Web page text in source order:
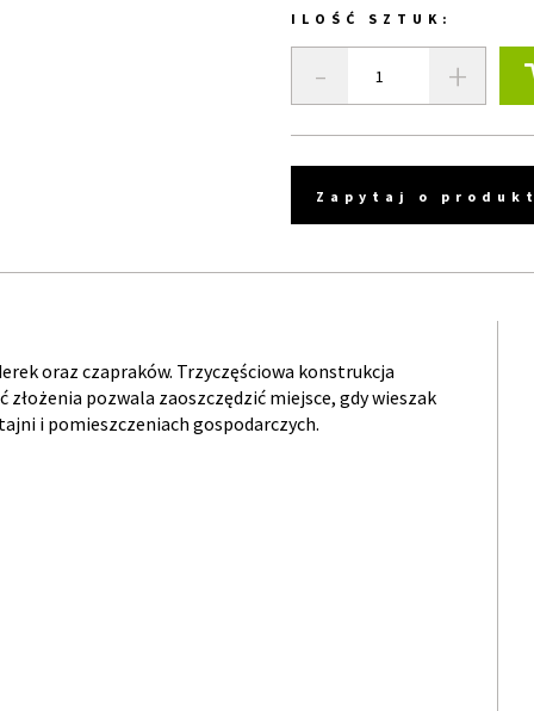
ILOŚĆ SZTUK:
- +
Zapytaj o
oraz czapraków. Trzyczęściowa konstrukcja
pozwala zaoszczędzić miejsce, gdy wieszak
i pomieszczeniach gospodarczych.